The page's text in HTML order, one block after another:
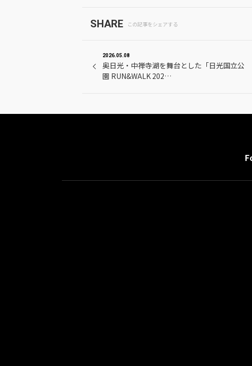
SHARE この記事をシェアする
2026.05.08
奥日光・中禅寺湖を舞台とした「日光国立公
園 RUN&WALK 202…